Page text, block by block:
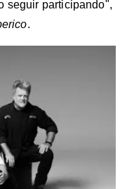
seguir participando",
.